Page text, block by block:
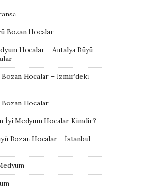
Bozan Hocalar
Hocalar – Antalya Büyü
Hocalar – İzmir’deki
Bozan Hocalar
İyi Medyum Hocalar Kimdir?
Bozan Hocalar – İstanbul